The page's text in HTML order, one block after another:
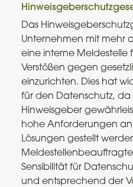
Das
Unternehmen mit mehr
eine interne Meldestelle
Verstößen gegen
einzurichten. Dies hat
für den Datenschutz,
Hinweisgeber
hohe Anforderungen
Lösungen gestellt
Sensibilität für
und entsprechend der